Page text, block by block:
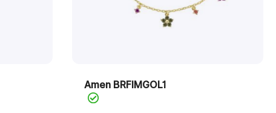
Amen BRFIMGOL1